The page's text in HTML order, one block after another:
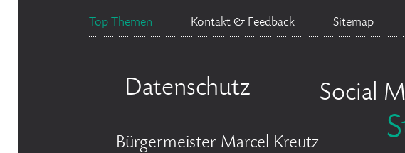
Top Themen Kontakt & Feedback Sitemap
Datenschutz Social
Bürgermeister Marcel Kreutz